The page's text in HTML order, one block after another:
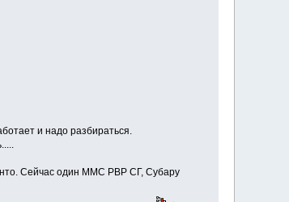
и надо разбираться.
Сейчас один ММС РВР СГ, Субару